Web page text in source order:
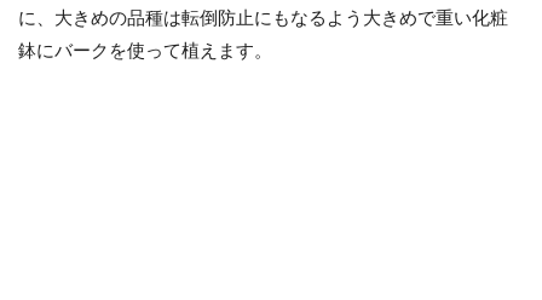
に、大きめの品種は転倒防止にもなるよう大きめで重い化粧
鉢にバークを使って植えます。